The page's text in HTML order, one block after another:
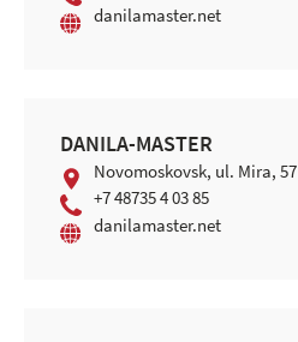
danilamaster.net
DANILA-MASTER
Novomoskovsk, ul. Mira, 57
+7 48735 4 03 85
danilamaster.net